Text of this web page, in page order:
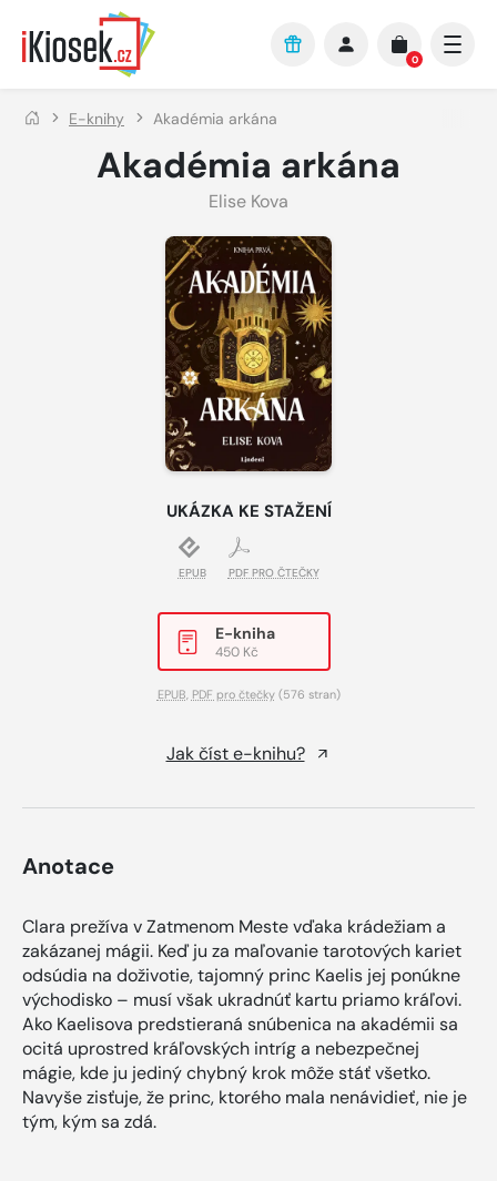
Přejít na hlavní obsah
0
E-knihy Akadémia arkána
Akadémia arkána
Elise Kova
UKÁZKA KE STAŽENÍ
EPUB PDF PRO ČTEČKY
E-kniha
450 Kč
EPUB, PDF pro čtečky(576 stran)
Jak číst e-knihu?
Anotace
Clara prežíva v Zatmenom Meste vďaka krádežiam a
zakázanej mágii. Keď ju za maľovanie tarotových kariet
odsúdia na doživotie, tajomný princ Kaelis jej ponúkne
východisko – musí však ukradnúť kartu priamo kráľovi.
Ako Kaelisova predstieraná snúbenica na akadémii sa
ocitá uprostred kráľovských intríg a nebezpečnej
mágie, kde ju jediný chybný krok môže stáť všetko.
Navyše zisťuje, že princ, ktorého mala nenávidieť, nie je
tým, kým sa zdá.